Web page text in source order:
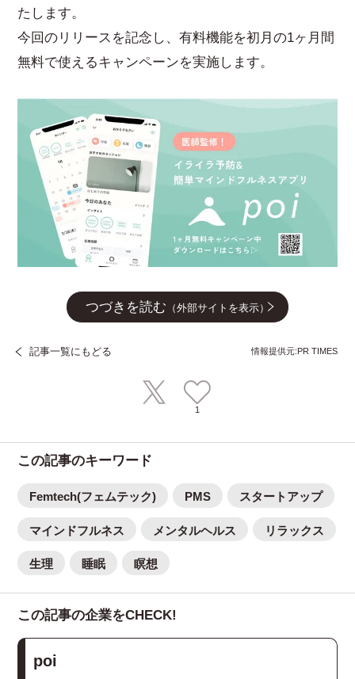
たします。
今回のリリースを記念し、有料機能を初月の1ヶ月間
無料で使えるキャンペーンを実施します。
つづきを読む （外部サイトを表示）
記事一覧にもどる 情報提供元:PR TIMES
1
この記事のキーワード
Femtech(フェムテック) PMS スタートアップ
マインドフルネス メンタルヘルス リラックス
生理 睡眠 瞑想
この記事の企業をCHECK!
poi